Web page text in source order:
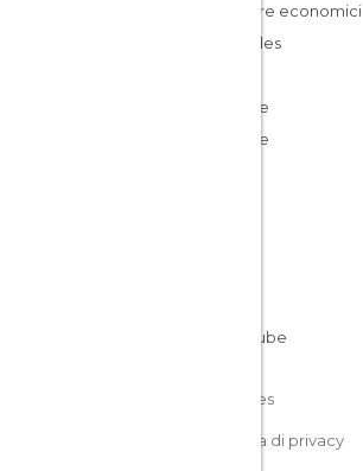
Dormire economici
Bruxelles
Fiandre
Fiandre
Cookies
Politica di privacy